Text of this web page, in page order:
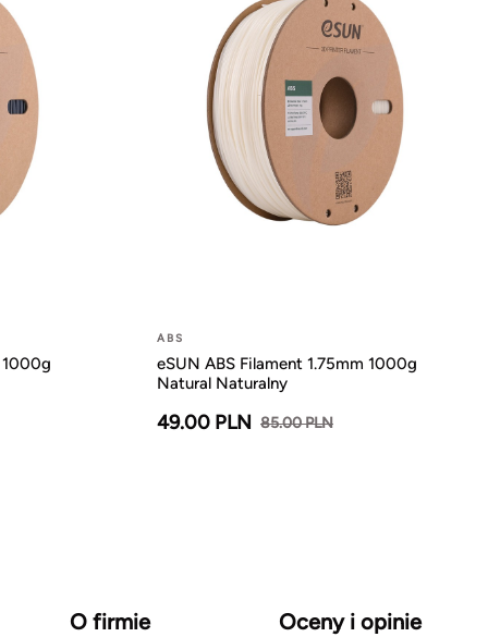
1000g
ABS
eSUN ABS Filament 1.75mm 1000g
Natural Naturalny
49.00 PLN 85.00 PLN
O firmie Oceny i opinie